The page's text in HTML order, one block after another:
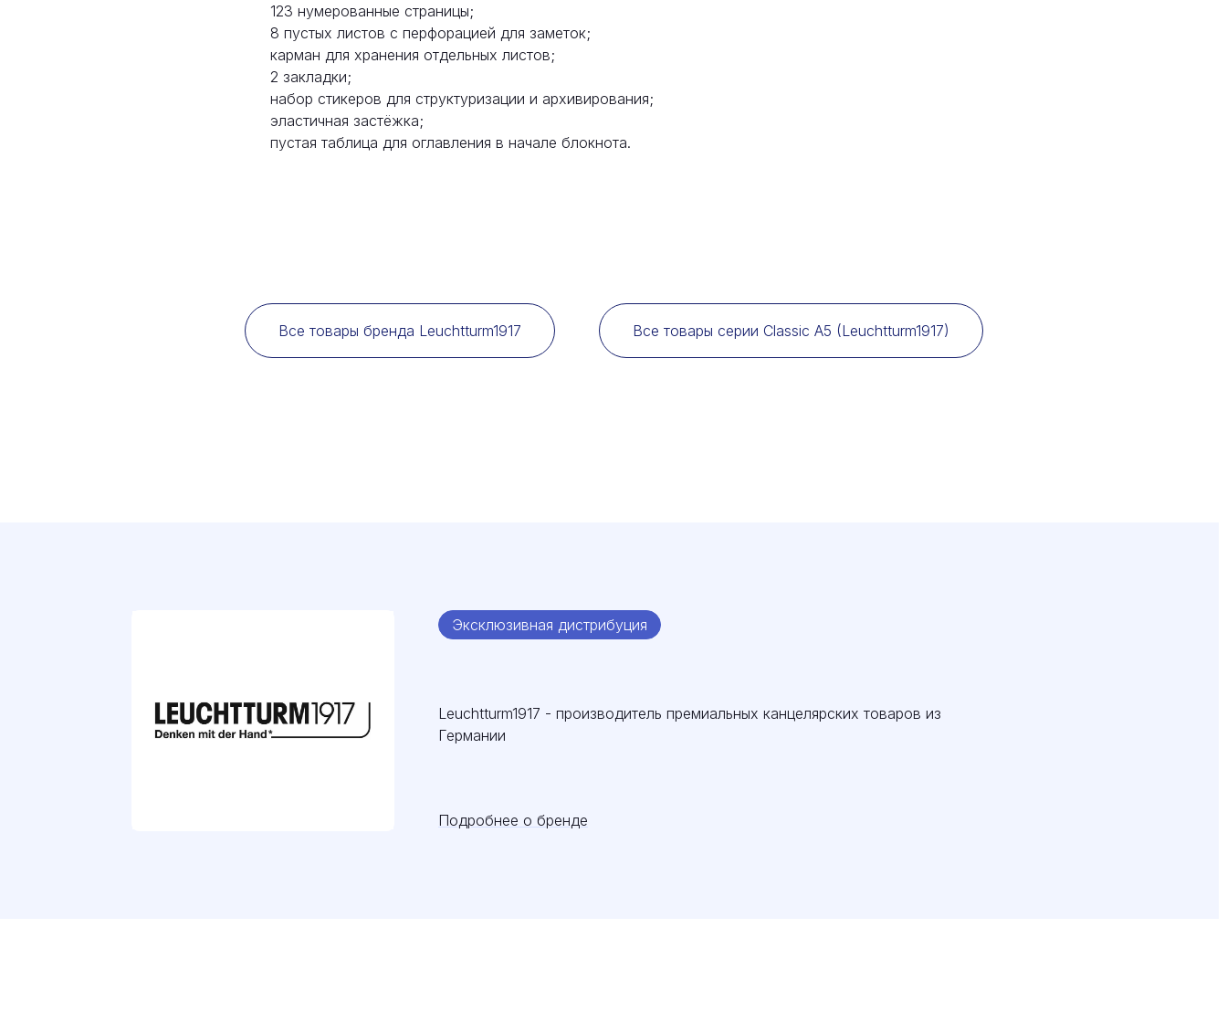
123 нумерованные страницы;
8 пустых листов с перфорацией для заметок;
карман для хранения отдельных листов;
2 закладки;
набор стикеров для структуризации и архивирования;
эластичная застёжка;
пустая таблица для оглавления в начале блокнота.
Все товары бренда Leuchtturm1917 Все товары серии Classic A5 (Leuchtturm1917)
Эксклюзивная дистрибуция
Leuchtturm1917 - производитель премиальных канцелярских товаров из
Германии
Подробнее о бренде